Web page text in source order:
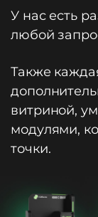
У нас есть
любой
Также
витриной,
модулями,
точки.